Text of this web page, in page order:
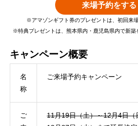
来場予約を
※アマゾンギフト券のプレゼントは、初回来
※特典プレゼントは、熊本県内・鹿児島県内で新築
キャンペーン概要
名
称
ご来場予約キャンペーン
ご
11月19日（土）～12月4日（